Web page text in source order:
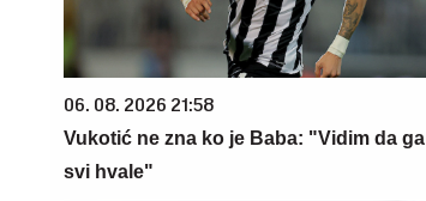
06. 08. 2026 21:58
Vukotić ne zna ko je Baba: "Vidim da ga
svi hvale"